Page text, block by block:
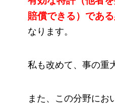
賠償できる）であ
なります。
私も改めて、事の重
また、この分野にお